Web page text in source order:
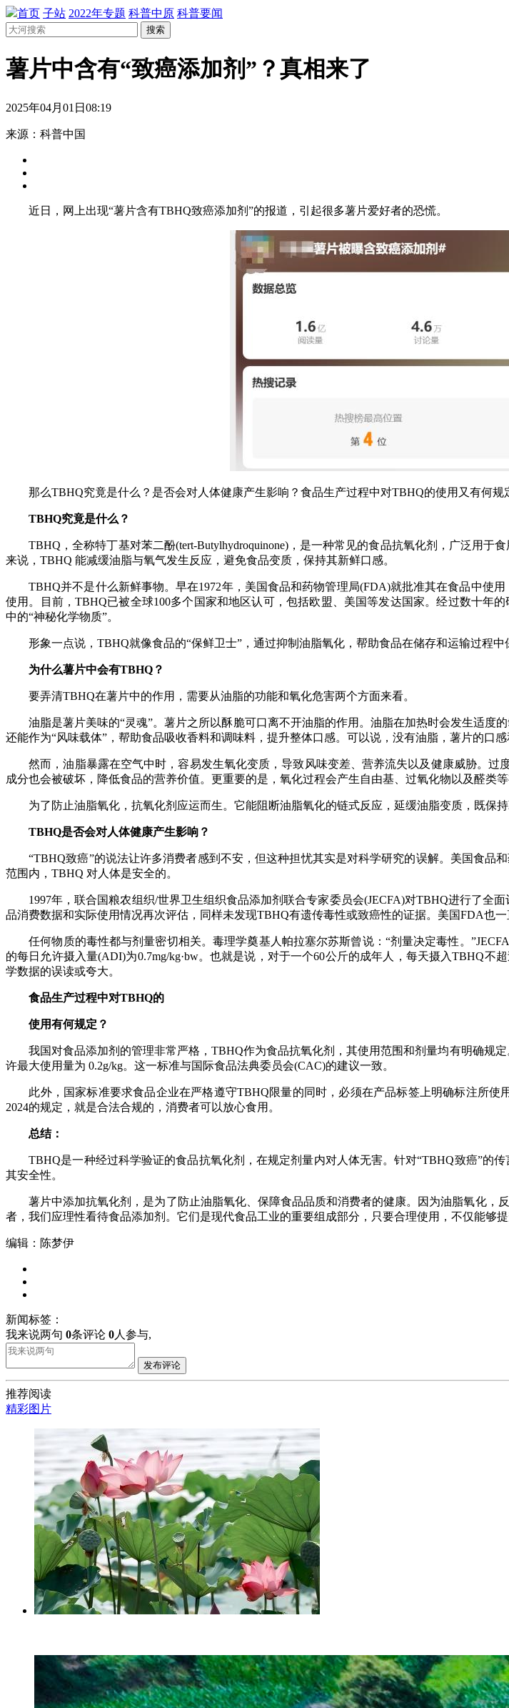
首页 子站 2022年专题 科普中原 科普要闻
搜索
薯片中含有“致癌添加剂”？真相来了
2025年04月01日08:19
来源：科普中国
近日，网上出现“薯片含有TBHQ致癌添加剂”的报道，引起很多薯片爱好者的恐慌。
那么TBHQ究竟是什么？是否会对人体健康产生影响？食品生产过程中对TBHQ的使用又有何规
TBHQ究竟是什么？
TBHQ，全称特丁基对苯二酚(tert-Butylhydroquinone)，是一种常见的食品抗氧化剂，广泛用于
来说，TBHQ 能减缓油脂与氧气发生反应，避免食品变质，保持其新鲜口感。
TBHQ并不是什么新鲜事物。早在1972年，美国食品和药物管理局(FDA)就批准其在食品中使用
使用。目前，TBHQ已被全球100多个国家和地区认可，包括欧盟、美国等发达国家。经过数十年
中的“神秘化学物质”。
形象一点说，TBHQ就像食品的“保鲜卫士”，通过抑制油脂氧化，帮助食品在储存和运输过程中
为什么薯片中会有TBHQ？
要弄清TBHQ在薯片中的作用，需要从油脂的功能和氧化危害两个方面来看。
油脂是薯片美味的“灵魂”。薯片之所以酥脆可口离不开油脂的作用。油脂在加热时会发生适度
还能作为“风味载体”，帮助食品吸收香料和调味料，提升整体口感。可以说，没有油脂，薯片的口感
然而，油脂暴露在空气中时，容易发生氧化变质，导致风味变差、营养流失以及健康威胁。过
成分也会被破坏，降低食品的营养价值。更重要的是，氧化过程会产生自由基、过氧化物以及醛类
为了防止油脂氧化，抗氧化剂应运而生。它能阻断油脂氧化的链式反应，延缓油脂变质，既保持
TBHQ是否会对人体健康产生影响？
“TBHQ致癌”的说法让许多消费者感到不安，但这种担忧其实是对科学研究的误解。美国食品
范围内，TBHQ 对人体是安全的。
1997年，联合国粮农组织/世界卫生组织食品添加剂联合专家委员会(JECFA)对TBHQ进行了全
品消费数据和实际使用情况再次评估，同样未发现TBHQ有遗传毒性或致癌性的证据。美国FDA也一
任何物质的毒性都与剂量密切相关。毒理学奠基人帕拉塞尔苏斯曾说：“剂量决定毒性。
的每日允许摄入量(ADI)为0.7mg/kg·bw。也就是说，对于一个60公斤的成年人，每天摄入TBHQ
学数据的误读或夸大。
食品生产过程中对TBHQ的
使用有何规定？
我国对食品添加剂的管理非常严格，TBHQ作为食品抗氧化剂，其使用范围和剂量均有明确规
许最大使用量为 0.2g/kg。这一标准与国际食品法典委员会(CAC)的建议一致。
此外，国家标准要求食品企业在严格遵守TBHQ限量的同时，必须在产品标签上明确标注所使
2024的规定，就是合法合规的，消费者可以放心食用。
总结：
TBHQ是一种经过科学验证的食品抗氧化剂，在规定剂量内对人体无害。针对“TBHQ致癌”的
其安全性。
薯片中添加抗氧化剂，是为了防止油脂氧化、保障食品品质和消费者的健康。因为油脂氧化，
者，我们应理性看待食品添加剂。它们是现代食品工业的重要组成部分，只要合理使用，不仅能够
编辑：陈梦伊
新闻标签：
我来说两句 0条评论 0人参与,
发布评论
推荐阅读